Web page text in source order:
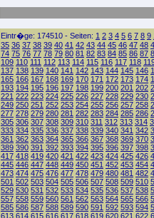
Eintr�ge: 174510 - Seiten: 1 2 3 4 5 6 7 8 9
35 36 37 38 39 40 41 42 43 44 45 46 47 48
74 75 76 77 78 79 80 81 82 83 84 85 86 87
109 110 111 112 113 114 115 116 117 118
137 138 139 140 141 142 143 144 145 146
165 166 167 168 169 170 171 172 173 174
193 194 195 196 197 198 199 200 201 202
221 222 223 224 225 226 227 228 229 230
249 250 251 252 253 254 255 256 257 258
277 278 279 280 281 282 283 284 285 286
305 306 307 308 309 310 311 312 313 314
333 334 335 336 337 338 339 340 341 342
361 362 363 364 365 366 367 368 369 370
389 390 391 392 393 394 395 396 397 398
417 418 419 420 421 422 423 424 425 426
445 446 447 448 449 450 451 452 453 454
473 474 475 476 477 478 479 480 481 482
501 502 503 504 505 506 507 508 509 510
529 530 531 532 533 534 535 536 537 538
557 558 559 560 561 562 563 564 565 566
585 586 587 588 589 590 591 592 593 594
613 614 615 616 617 618 619 620 621 622